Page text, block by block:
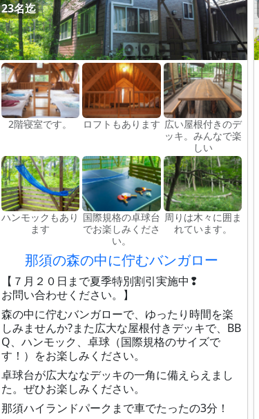
23名迄
2階寝室です。 ロフトもあります 広い屋根付きのデ
ッキ。みんなで楽
しい
ハンモックもあり
ます
国際規格の卓球台
でお楽しみくださ
い。
周りは木々に囲ま
れています。
那須の森の中に佇むバンガロー
【７月２０日まで夏季特別割引実施中❢
お問い合わせください。】
森の中に佇むバンガローで、ゆったり時間を楽
しみませんか?また広大な屋根付きデッキで、BB
Q、ハンモック、卓球（国際規格のサイズで
す！）をお楽しみください。
卓球台が広大ななデッキの一角に備えらえまし
た。ぜひお楽しみください。
那須ハイランドパークまで車でたったの3分！